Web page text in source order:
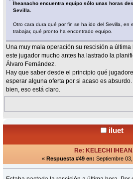
Iheanacho encuentra equipo sólo unas horas
Sevilla.
Otro cara dura qué por fin se ha ido del Sevilla, en
trabajar, qué pronto ha encontrado equipo.
Una muy mala operación su rescisión a
este jugador mucho antes ha lastrado la
Álvaro Fernández.
Hay que saber desde el principio qué
esperar alguna oferta por si acaso es
bien, eso está claro.
iluet
Re: KELECHI
« Respuesta #49 en: Septiembre